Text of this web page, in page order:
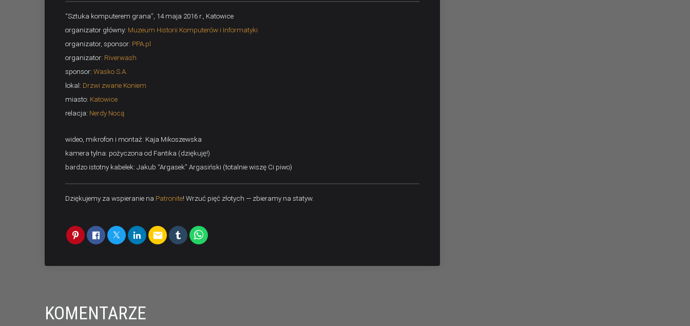
“Sztuka komputerem grana”, 14 maja 2016 r., Katowice
organizator główny: Muzeum Historii Komputerów i Informatyki
organizator, sponsor: PPA.pl
organizator: Riverwash
sponsor: Wasko S.A.
lokal: Drzwi zwane Koniem
miasto: Katowice
relacja: Nerdy Nocą
wideo, mikrofon i montaż: Kaja Mikoszewska
kamera tylna: pożyczona od Fantika (dziękuję!)
bardzo istotny kabelek: Jakub “Argasek” Argasiński (totalnie wiszę Ci piwo)
Dziękujemy za wspieranie na Patronite! Wrzuć pięć złotych — zbieramy na statyw.
email
KOMENTARZE